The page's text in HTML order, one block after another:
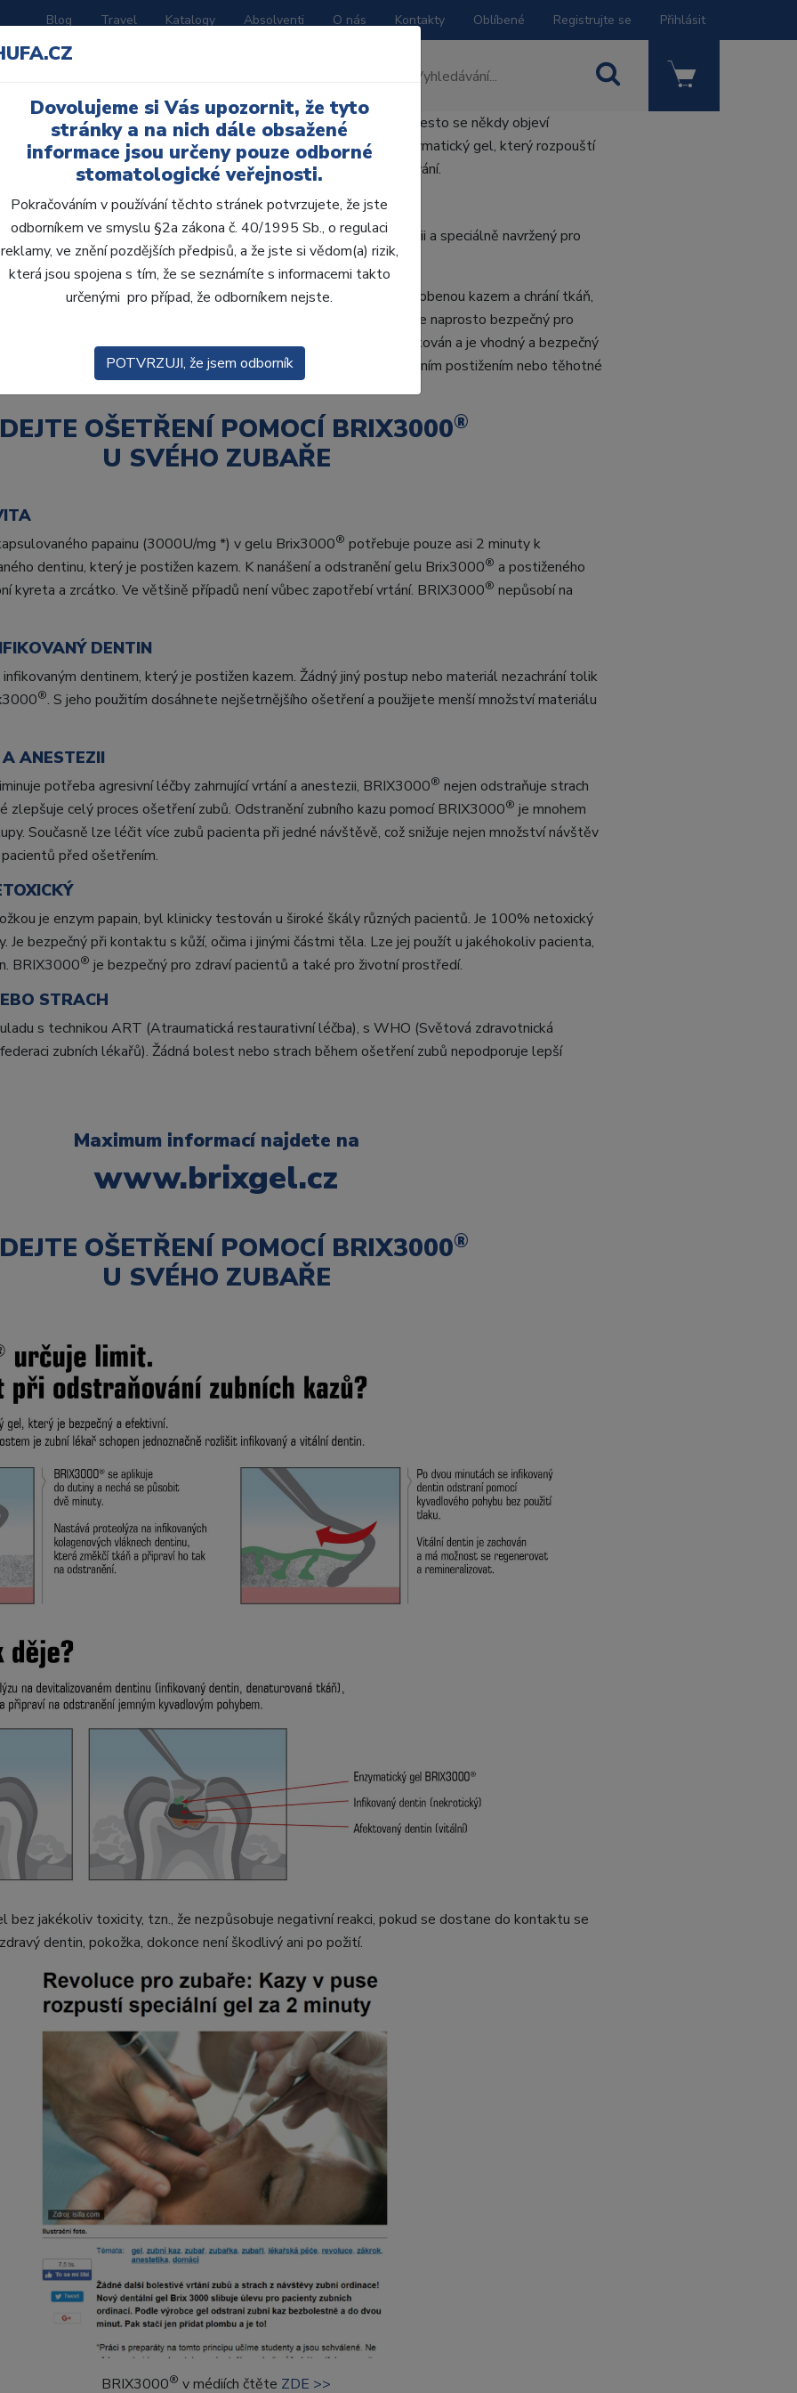
Blog Travel Katalogy Absolventi O nás Kontakty Oblíbené Registrujte se Přihlásit
rádi všichni a víme, jak je důležité si potom čistit naše zuby. I přesto se někdy objeví
dnešního dne se už nemusíte obávat. Brix3000 - revoluční enzymatický gel, který rozpouští
vrtání a anestezie, protože Brix3000® zlepší navždy zubní ošetřování.
pro použití v zubní ordinaci, založený na enzymatické technologii a speciálně navržený pro
kazu, tj. bez použití anestezie a bez nutnosti vrtání.
se selektivní aktivitou - působí pouze na infikovanou tkáň způsobenou kazem a chrání tkáň,
schopnost. Jedná se o neškodný gel na vodní bázi, který je naprosto bezpečný pro
toxické nebo dráždivé složky. Brix3000
byl klinicky testován a je vhodný a bezpečný
skupin, dokonce i pro pacienty se systémovými nemocemi, zdravotním postižením nebo těhotné
OŠETŘENÍ POMOCÍ BRIX3000®
U SVÉHO ZUBAŘE
papainu (3000U/mg *) v gelu Brix3000® potřebuje pouze asi 2 minuty k
dentinu, který je postižen kazem. K nanášení a odstranění gelu Brix3000® a postiženého
kyreta a zrcátko. Ve většině případů není vůbec zapotřebí vrtání. BRIX3000® nepůsobí na
DENTIN
dentinem, který je postižen kazem. Žádný jiný postup nebo materiál nezachrání tolik
®. S jeho použitím dosáhnete nejšetrnějšího ošetření a použijete menší množství materiálu
ANESTEZII
potřeba agresivní léčby zahrnující vrtání a anestezii, BRIX3000® nejen odstraňuje strach
zlepšuje celý proces ošetření zubů. Odstranění zubního kazu pomocí BRIX3000® je mnohem
Současně lze léčit více zubů pacienta při jedné návštěvě, což snižuje nejen množství návštěv
před ošetřením.
je enzym papain, byl klinicky testován u široké škály různých pacientů. Je 100% netoxický
Je bezpečný při kontaktu s kůží, očima i jinými částmi těla. Lze jej použít u jakéhokoliv pacienta,
BRIX3000® je bezpečný pro zdraví pacientů a také pro životní prostředí.
STRACH
s technikou ART (Atraumatická restaurativní léčba), s WHO (Světová zdravotnická
zubních lékařů). Žádná bolest nebo strach během ošetření zubů nepodporuje lepší
Maximum informací najdete na
www.brixgel.cz
OŠETŘENÍ POMOCÍ BRIX3000®
U SVÉHO ZUBAŘE
bez jakékoliv toxicity, tzn., že nezpůsobuje negativní reakci, pokud se dostane do kontaktu se
dentin, pokožka, dokonce není škodlivý ani po požití.
BRIX3000® v médiích čtěte ZDE >>
Dovolujeme si Vás upozornit, že tyto
stránky a na nich dále obsažené
informace jsou určeny pouze odborné
stomatologické veřejnosti.
Pokračováním v používání těchto stránek potvrzujete, že jste
odborníkem ve smyslu §2a zákona č. 40/1995 Sb., o regulaci
reklamy, ve znění pozdějších předpisů, a že jste si vědom(a) rizik,
která jsou spojena s tím, že se seznámíte s informacemi takto
určenými pro případ, že odborníkem nejste.
POTVRZUJI, že jsem odborník